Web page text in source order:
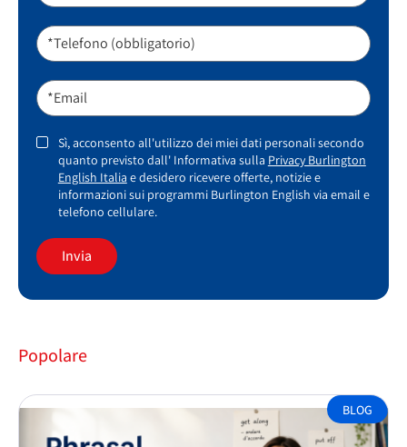
*Telefono (obbligatorio)
*Email
Sì, acconsento all'utilizzo dei miei dati personali secondo
quanto previsto dall' Informativa sulla Privacy Burlington
English Italia e desidero ricevere offerte, notizie e
informazioni sui programmi Burlington English via email e
telefono cellulare.
Invia
Popolare
BLOG